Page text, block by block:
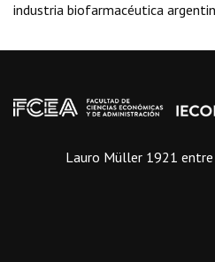
industria biofarmacéutica
Lauro Müller 1921 entre